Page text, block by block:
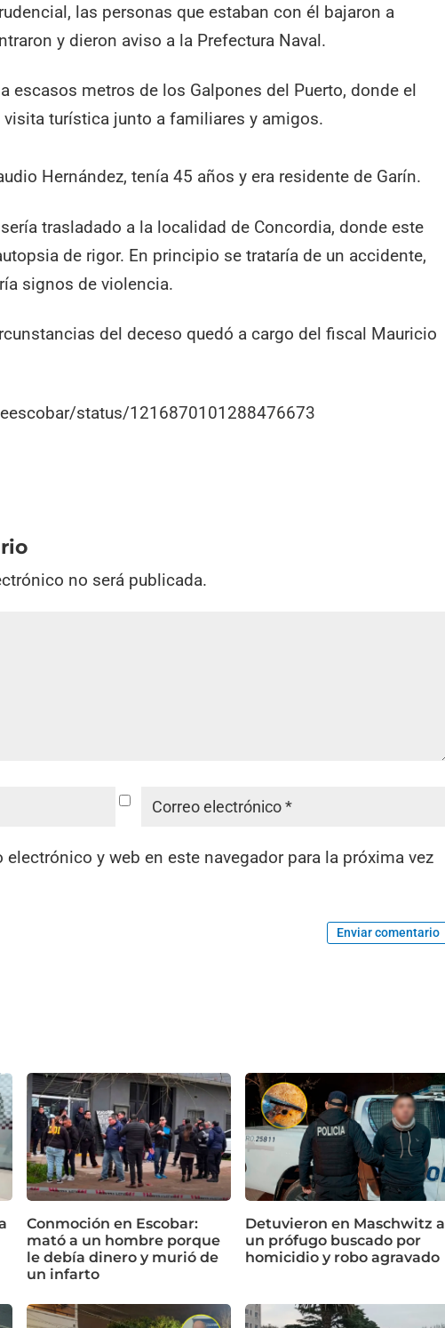
las personas que estaban con él bajaron a
y dieron aviso a la Prefectura Naval.
escasos metros de los Galpones del Puerto, donde el
turística junto a familiares y amigos.
Hernández, tenía 45 años y era residente de Garín.
trasladado a la localidad de Concordia, donde este
de rigor. En principio se trataría de un accidente,
signos de violencia.
del deceso quedó a cargo del fiscal Mauricio
status/1216870101288476673
no será publicada.
electrónico y web en este navegador para la próxima vez
Enviar comentario
Conmoción en Escobar:
mató a un hombre porque
le debía dinero y murió de
un infarto
Detuvieron en Maschwitz a
un prófugo buscado por
homicidio y robo agravado